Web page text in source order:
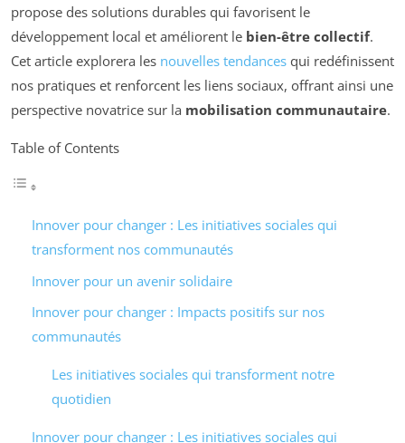
propose des solutions durables qui favorisent le
développement local et améliorent le bien-être collectif.
Cet article explorera les nouvelles tendances qui redéfinissent
nos pratiques et renforcent les liens sociaux, offrant ainsi une
perspective novatrice sur la mobilisation communautaire.
Table of Contents
Innover pour changer : Les initiatives sociales qui
transforment nos communautés
Innover pour un avenir solidaire
Innover pour changer : Impacts positifs sur nos
communautés
Les initiatives sociales qui transforment notre
quotidien
Innover pour changer : Les initiatives sociales qui